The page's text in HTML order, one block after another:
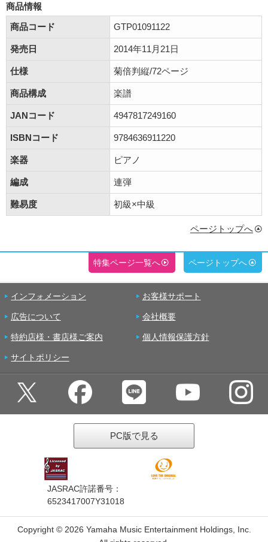
商品情報
商品コード
GTP01091122
発売日 2014年11月21日
仕様 菊倍判縦/72ページ
商品構成 楽譜
JANコード 4947817249160
ISBNコード 9784636911220
楽器 ピアノ
編成 連弾
難易度 初級×中級
ページトップへ
特集ページ一覧へ ページトップへ
インフォメーション お客様サポート
広告について 会社概要
特約店様・書店様ご案内 個人情報保護方針
サイトポリシー
PC版で見る
JASRAC許諾番号：
6523417007Y31018
Copyright © 2026 Yamaha Music Entertainment Holdings, Inc.